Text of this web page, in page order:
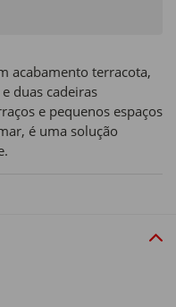
acabamento terracota,
duas cadeiras
e pequenos espaços
é uma solução